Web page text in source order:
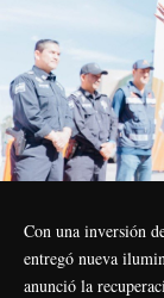
Con una inversión
entregó nueva
anunció la